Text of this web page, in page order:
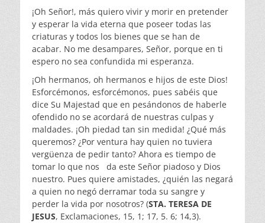
¡Oh Señor!, más quiero vivir y morir en pretender
y esperar la vida eterna que poseer todas las
criaturas y todos los bienes que se han de
acabar. No me desampares, Señor, porque en ti
espero no sea confundida mi esperanza.
¡Oh hermanos, oh hermanos e hijos de este Dios!
Esforcémonos, esforcémonos, pues sabéis que
dice Su Majestad que en pesándonos de haberle
ofendido no se acordará de nuestras culpas y
maldades. ¡Oh piedad tan sin medida! ¿Qué más
queremos? ¿Por ventura hay quien no tuviera
vergüenza de pedir tanto? Ahora es tiempo de
tomar lo que nos da este Señor piadoso y Dios
nuestro. Pues quiere amistades, ¿quién las negará
a quien no negó derramar toda su sangre y
perder la vida por nosotros? (STA. TERESA DE
JESUS, Exclamaciones, 15, 1; 17, 5. 6; 14,3).